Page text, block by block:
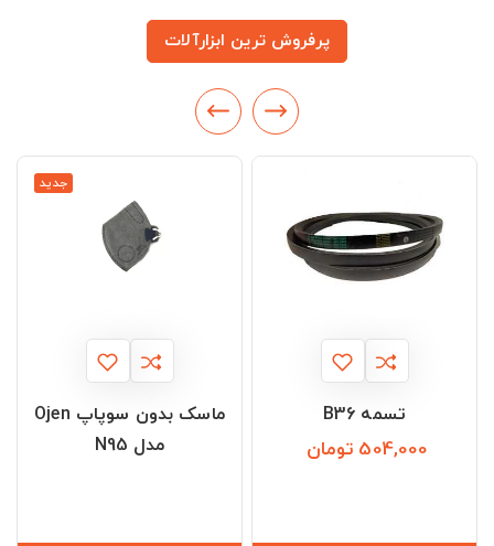
پرفروش ترین ابزارآلات
جدید
ماسک بدون سوپاپ Ojen
مدل N95
تسمه B36
504,000 تومان